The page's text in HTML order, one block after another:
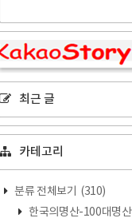
최근 글
카테고리
분류 전체보기
(310)
한국의명산-100대명산